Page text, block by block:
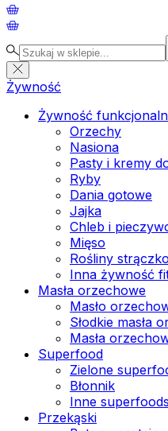
Żywność
Żywność
Orzechy
Nasiona
Pasty i kremy
Ryby
Dania gotowe
Jajka
Chleb i
Mięso
Rośliny
Inna żywność
Masła orzechowe
Masło
Słodkie masła
Masła
Superfood
Zielone
Błonnik
Inne superfoods
Przekąski